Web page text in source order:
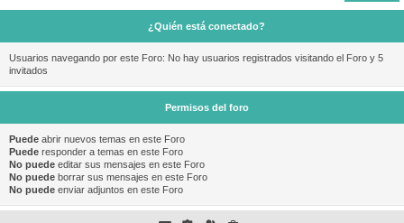
¿Quién está conectado?
Usuarios navegando por este Foro: No hay usuarios registrados visitando el Foro y 5
invitados
Permisos del foro
Puede abrir nuevos temas en este Foro
Puede responder a temas en este Foro
No puede editar sus mensajes en este Foro
No puede borrar sus mensajes en este Foro
No puede enviar adjuntos en este Foro